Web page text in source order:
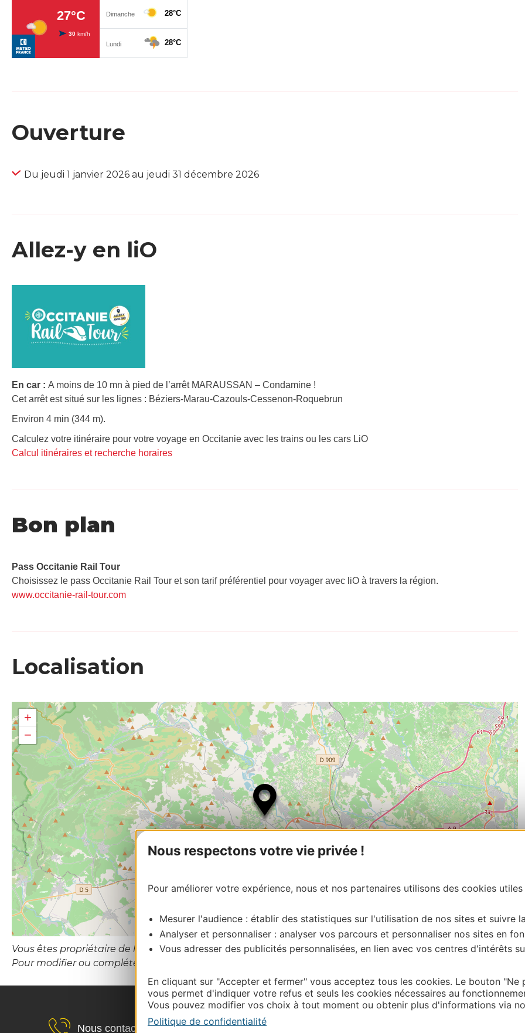
Nous respectons votre vie privée !
Pour améliorer votre expérience, nous et nos partenaires utilisons des cookies utiles
Mesurer l'audience : établir des statistiques sur l'utilisation de nos sites et suivre
Analyser et personnaliser : analyser vos parcours et personnaliser nos sites en
Vous adresser des publicités personnalisées, en lien avec vos centres d'intérêts
En cliquant sur "Accepter et fermer" vous acceptez tous les cookies. Le bouton "Ne
vous permet d'indiquer votre refus et seuls les cookies nécessaires au
Vous pouvez modifier vos choix à tout moment ou obtenir plus d'informations via
Politique de confidentialité
Ouverture
Du jeudi 1 janvier 2026 au jeudi 31 décembre 2026
Allez-y en liO
En car : A moins de 10 mn à pied de l’arrêt MARAUSSAN – Condamine !
Cet arrêt est situé sur les lignes : Béziers-Marau-Cazouls-Cessenon-Roquebrun
Environ 4 min (344 m).
Calculez votre itinéraire pour votre voyage en Occitanie avec les trains ou les cars LiO
Calcul itinéraires et recherche horaires
Bon plan
Pass Occitanie Rail Tour​
Choisissez le pass Occitanie Rail Tour et son tarif préférentiel pour voyager avec liO à travers la région.
www.occitanie-rail-tour.com
Localisation
+
−
Leaflet| Map data ©OpenStreetMap contributors
Vous êtes propriétaire de l’établissement ou le gestionnaire de cette activité?
Pour modifier ou compléter cette fiche, merci de contacter OT LA DOMITIENNE
Nous contacter